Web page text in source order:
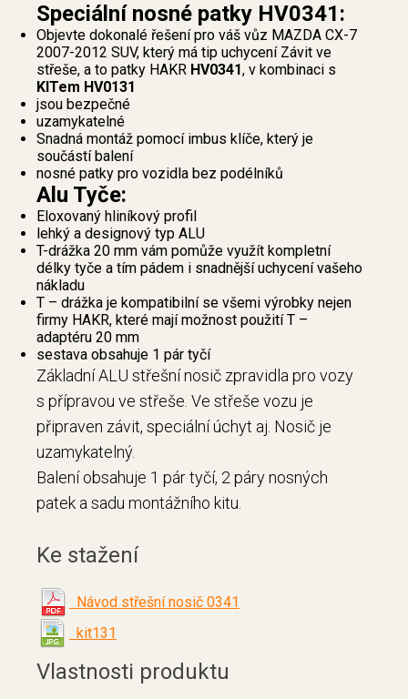
Speciální nosné patky HV0341:
Objevte dokonalé řešení pro váš vůz MAZDA CX-7
2007-2012 SUV, který má tip uchycení Závit ve
střeše, a to patky HAKR HV0341, v kombinaci s
KITem HV0131
jsou bezpečné
uzamykatelné
Snadná montáž pomocí imbus klíče, který je
součástí balení
nosné patky pro vozidla bez podélníků
Alu Tyče:
Eloxovaný hliníkový profil
lehký a designový typ ALU
T-drážka 20 mm vám pomůže využít kompletní
délky tyče a tím pádem i snadnější uchycení vašeho
nákladu
T – drážka je kompatibilní se všemi výrobky nejen
firmy HAKR, které mají možnost použití T –
adaptéru 20 mm
sestava obsahuje 1 pár tyčí
Základní ALU střešní nosič zpravidla pro vozy
s přípravou ve střeše. Ve střeše vozu je
připraven závit, speciální úchyt aj. Nosič je
uzamykatelný.
Balení obsahuje 1 pár tyčí, 2 páry nosných
patek a sadu montážního kitu.
Ke stažení
Návod střešní nosič 0341
kit131
Vlastnosti produktu